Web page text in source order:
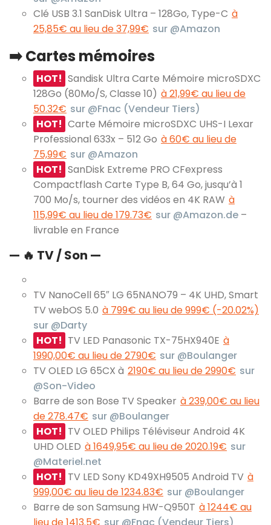
Clé USB 3.1 SanDisk Ultra – 128Go, Type-C à
25,85€ au lieu de 37,99€ sur @Amazon
➡️ Cartes mémoires
HOT! Sandisk Ultra Carte Mémoire microSDXC
128Go (80Mo/S, Classe 10) à 21,99€ au lieu de
50.32€ sur @Fnac (Vendeur Tiers)
HOT! Carte Mémoire microSDXC UHS-I Lexar
Professional 633x – 512 Go à 60€ au lieu de
75,99€ sur @Amazon
HOT! SanDisk Extreme PRO CFexpress
Compactflash Carte Type B, 64 Go, jusqu’à 1
700 Mo/s, tourner des vidéos en 4K RAW à
115,99€ au lieu de 179.73€ sur @Amazon.de –
livrable en France
— 🔥 TV / Son —
TV NanoCell 65″ LG 65NANO79 – 4K UHD, Smart
TV webOS 5.0 à 799€ au lieu de 999€ (-20.02%)
sur @Darty
HOT! TV LED Panasonic TX-75HX940E à
1990,00€ au lieu de 2790€ sur @Boulanger
TV OLED LG 65CX à 2190€ au lieu de 2990€ sur
@Son-Video
Barre de son Bose TV Speaker à 239,00€ au lieu
de 278.47€ sur @Boulanger
HOT! TV OLED Philips Téléviseur Android 4K
UHD OLED à 1649,95€ au lieu de 2020.19€ sur
@Materiel.net
HOT! TV LED Sony KD49XH9505 Android TV à
999,00€ au lieu de 1234.83€ sur @Boulanger
Barre de son Samsung HW-Q950T à 1244€ au